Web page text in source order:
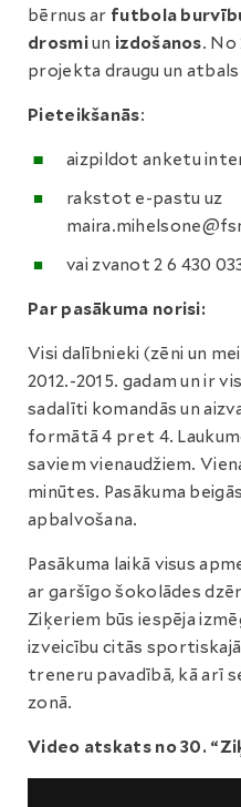
bērnus ar futbola
drosmiun izdošanos. No
projekta draugu un
Pieteikšanās:
aizpildot anketu
rakstot e-pastu uz
vai zvanot 2 6 430
Par pasākuma norisi:
Visi dalībnieki (zēni un
2012.-2015. gadam un ir
sadalīti komandās un
formātā 4 pret 4.
saviem vienaudžiem.
minūtes. Pasākuma
apbalvošana.
Pasākuma laikā visus
ar garšīgo šokolādes
Ziķeriem būs iespēja
izveicību citās
treneru pavadībā, kā arī
zonā.
Video atskats no 30.